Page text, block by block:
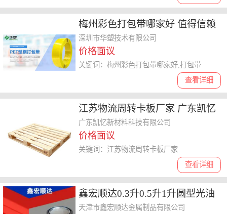
梅州彩色打包带哪家好 值得信赖
深圳市华塑技术供应
深圳市华塑技术有限公司
价格面议
查看详细
关键词：梅州彩色打包带哪家好,打包带
江苏物流周转卡板厂家 广东凯忆
新材料科技供应 广东凯忆新材料
科技供应
广东凯忆新材料科技有限公司
价格面议
查看详细
关键词：江苏物流周转卡板厂家
鑫宏顺达0.3升0.5升1升圆型光油
样品罐化工金属桶乳胶漆胶水涂
天津市鑫宏顺达金属制品有限公司